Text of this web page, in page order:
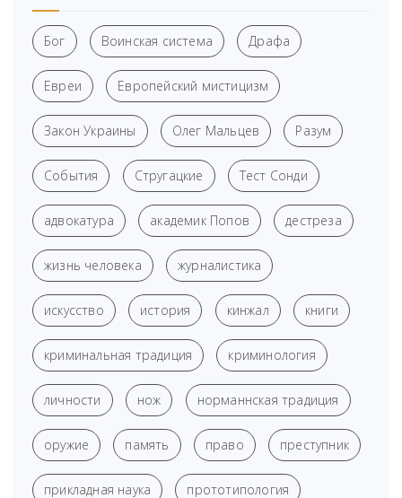
Бог Воинская система Драфа
Евреи Европейский мистицизм
Закон Украины Олег Мальцев Разум
События Стругацкие Тест Сонди
адвокатура академик Попов дестреза
жизнь человека журналистика
искусство история кинжал книги
криминальная традиция криминология
личности нож норманнская традиция
оружие память право преступник
прикладная наука прототипология